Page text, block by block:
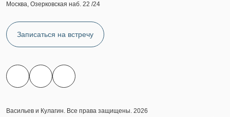
Москва, Озерковская наб. 22 /24
Записаться на встречу
Васильев и Кулагин. Все права защищены. 2026